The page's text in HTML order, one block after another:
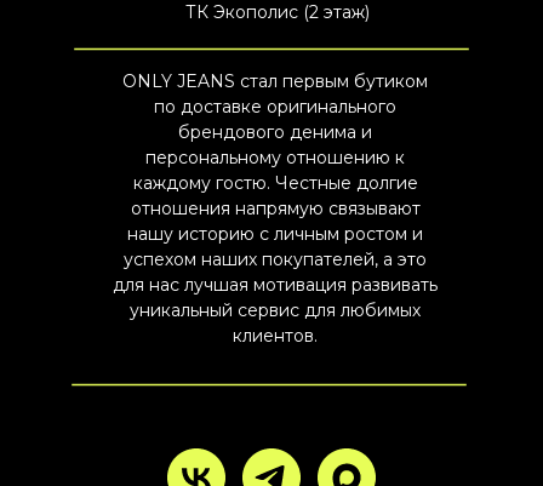
ONLY JEANS стал первым бутиком
по доставке оригинального
брендового денима и
персональному отношению к
каждому гостю. Честные долгие
отношения напрямую связывают
нашу историю с личным ростом и
успехом наших покупателей, а это
для нас лучшая мотивация развивать
уникальный сервис для любимых
клиентов.
ТК Экополис (2 этаж)